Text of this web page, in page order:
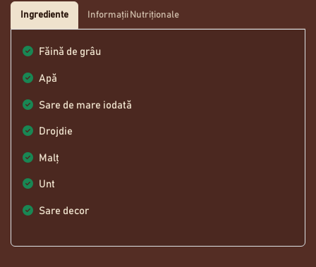
Ingrediente Informații Nutriționale
Făină de grâu
Apă
Sare de mare iodată
Drojdie
Malț
Unt
Sare decor